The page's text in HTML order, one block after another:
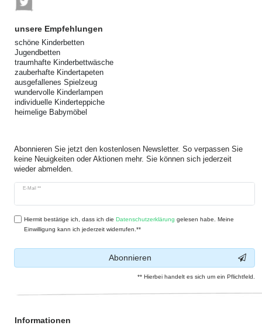
unsere Empfehlungen
schöne Kinderbetten
Jugendbetten
traumhafte Kinderbettwäsche
zauberhafte Kindertapeten
ausgefallenes Spielzeug
wundervolle Kinderlampen
individuelle Kinderteppiche
heimelige Babymöbel
Abonnieren Sie jetzt den kostenlosen Newsletter. So verpassen Sie
keine Neuigkeiten oder Aktionen mehr. Sie können sich jederzeit
wieder abmelden.
E-Mail **
Newsletter
Hiermit bestätige ich, dass ich dieDaten­schutz­erklärung gelesen habe. Meine
Einwilligung kann ich jederzeit widerrufen.**
Abonnieren
** Hierbei handelt es sich um ein Pflichtfeld.
Informationen